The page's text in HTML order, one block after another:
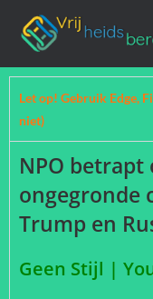
Let op! Gebruik Edge,
niet)
NPO betrapt
ongegronde
Trump en
Geen Stijl |